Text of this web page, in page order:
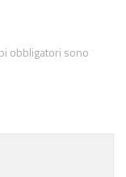
obbligatori sono